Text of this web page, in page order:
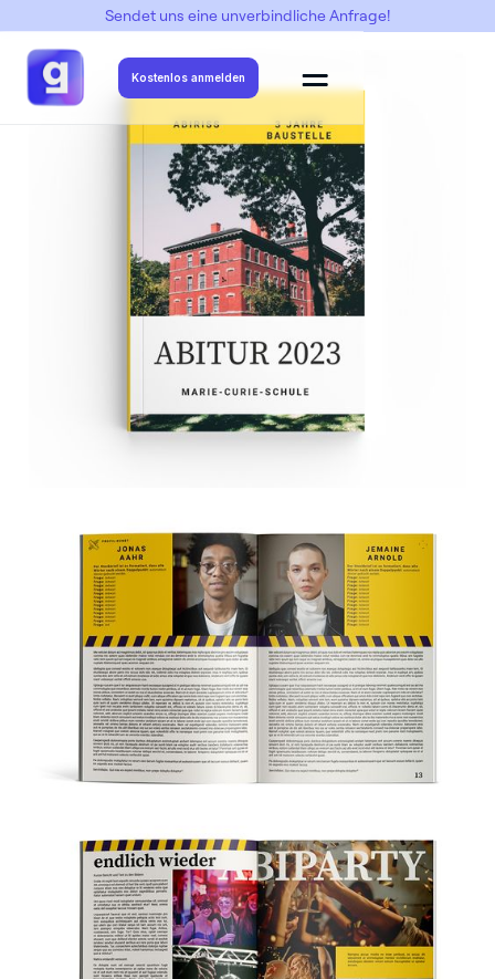
Sendet uns eine unverbindliche Anfrage!
Kostenlos anmelden
-> Abriss (Baustelle) -> Abriss 02